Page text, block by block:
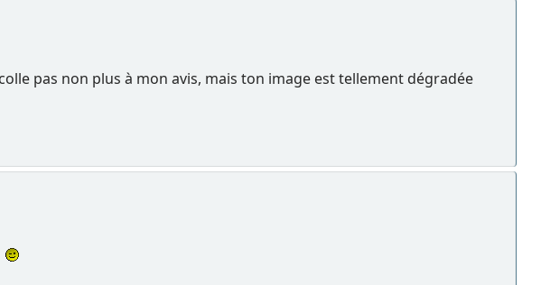
pas non plus à mon avis, mais ton image est tellement dégradée